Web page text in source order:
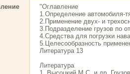
"Оглавление
1.Определение автомобиля-
2.Применение двух- и
3.Подразделение грузов по
4.Средства для погрузки
5.Целесообразность
Литература 13
Литература